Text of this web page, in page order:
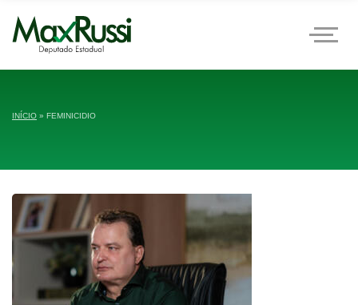
INÍCIO » FEMINICIDIO